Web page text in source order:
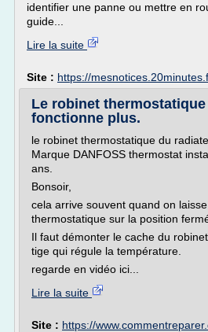
identifier une panne ou mettre en
guide...
Lire la suite
Site : https://
Le robinet
fonctionne plus.
le robinet thermostatique du
Marque DANFOSS thermostat
ans.
Bonsoir,
cela arrive souvent quand on
thermostatique sur la position
Il faut démonter le cache du
tige qui régule la température.
regarde en vidéo ici...
Lire la suite
Site : https://